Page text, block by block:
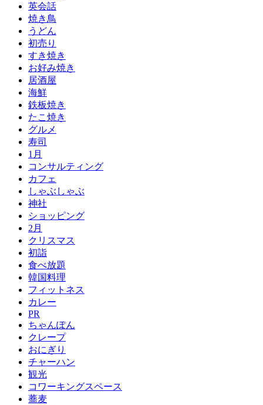
英会話
焼き鳥
うどん
初売り
すき焼き
お好み焼き
居酒屋
海鮮
鉄板焼き
たこ焼き
グルメ
寿司
1月
コンサルティング
カフェ
しゃぶしゃぶ
神社
ショッピング
2月
クリスマス
初詣
食べ放題
韓国料理
フィットネス
カレー
PR
ちゃんぽん
クレープ
おにぎり
チャーハン
観光
コワーキングスペース
蕎麦